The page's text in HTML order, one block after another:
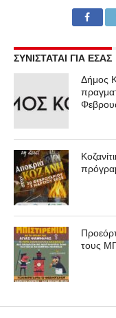
ΣΥΝΙΣΤΑΤΑΙ ΓΙΑ ΕΣΑΣ
Δήμος
τους